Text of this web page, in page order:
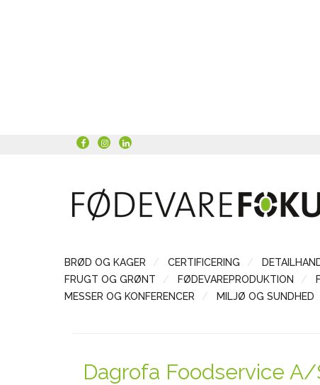
BRØD OG KAGER CERTIFICERING
FRUGT OG GRØNT
FØDEVAREPRODUKTION
MESSER OG KONFERENCER
MILJØ OG SUNDHED
Dagrofa Foodservice A/